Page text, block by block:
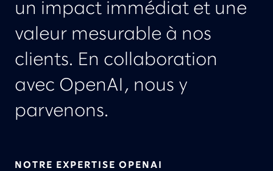
un impact immédiat et une
valeur mesurable à nos
clients. En collaboration
avec OpenAI, nous y
parvenons.
NOTRE EXPERTISE OPENAI